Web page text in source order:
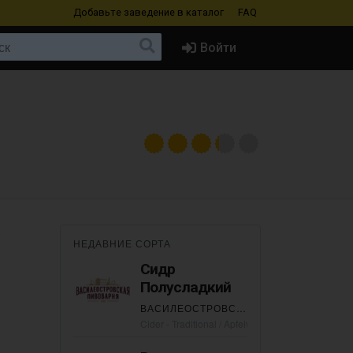
Добавьте заведение в каталог FAQ
Войти
НЕДАВНИЕ СОРТА
Сидр
Полусладкий